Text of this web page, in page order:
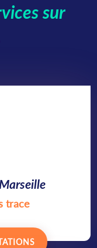
sur
trace